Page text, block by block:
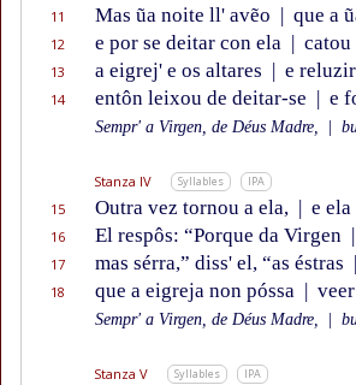
11 Mas ũa noite ll' avẽo | que a
12 e por se deitar con ela | catou
13 a eigrej' e os altares | e
14 entôn leixou de deitar-se | e
Sempr' a Virgen, de Déus Madre,
Stanza IV Syllables IPA
15 Outra vez tornou a ela, | e
16 El respôs: “Porque da Virgen |
17 mas sérra,” diss' el, “as éstras |
18 que a eigreja non póssa |
Sempr' a Virgen, de Déus Madre,
Stanza V Syllables IPA